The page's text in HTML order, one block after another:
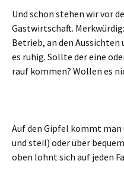
Und schon stehen wir vor
Gastwirtschaft.
Betrieb, an den Aussichten
es ruhig. Sollte der eine
rauf kommen? Wollen es
Auf den Gipfel kommt
und steil) oder über
oben lohnt sich auf jeden